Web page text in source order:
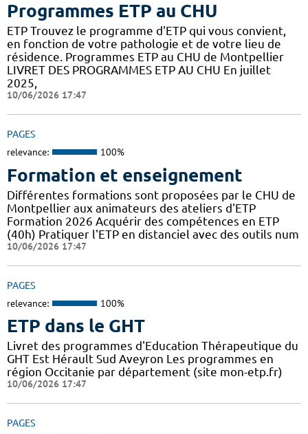
Programmes ETP au CHU
ETP Trouvez le programme d'ETP qui vous convient,
en fonction de votre pathologie et de votre lieu de
résidence. Programmes ETP au CHU de Montpellier
LIVRET DES PROGRAMMES ETP AU CHU En juillet
2025,
10/06/2026 17:47
PAGES
relevance: 100%
Formation et enseignement
Différentes formations sont proposées par le CHU de
Montpellier aux animateurs des ateliers d'ETP
Formation 2026 Acquérir des compétences en ETP
(40h) Pratiquer l'ETP en distanciel avec des outils num
10/06/2026 17:47
PAGES
relevance: 100%
ETP dans le GHT
Livret des programmes d'Education Thérapeutique du
GHT Est Hérault Sud Aveyron Les programmes en
région Occitanie par département (site mon-etp.fr)
10/06/2026 17:47
PAGES